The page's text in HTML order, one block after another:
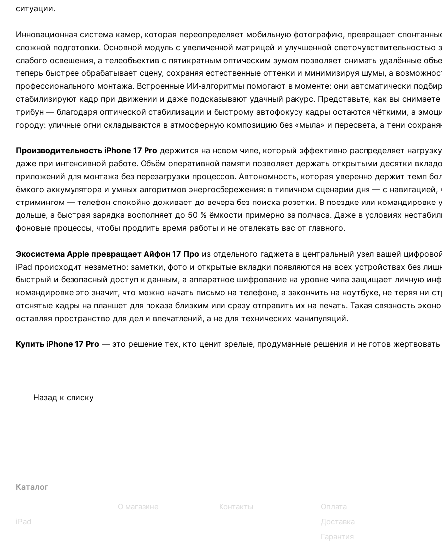
ситуации.
Инновационная система камер, которая переопределяет мобильную фотографию, превращает
сложной подготовки. Основной модуль с увеличенной матрицей и улучшенной светочувствительностью
слабого освещения, а телеобъектив с пятикратным оптическим зумом позволяет снимать удалённые
теперь быстрее обрабатывает сцену, сохраняя естественные оттенки и минимизируя шумы, а
профессионального монтажа. Встроенные ИИ‑алгоритмы помогают в моменте: они автоматически
стабилизируют кадр при движении и даже подсказывают удачный ракурс. Представьте, как вы
трибун — благодаря оптической стабилизации и быстрому автофокусу кадры остаются чёткими, а
городу: уличные огни складываются в атмосферную композицию без «мыла» и пересвета, а тени
Производительность iPhone 17 Pro держится на новом чипе, который эффективно распределяет
даже при интенсивной работе. Объём оперативной памяти позволяет держать открытыми десятки
приложений для монтажа без перезагрузки процессов. Автономность, которая уверенно держит темп
ёмкого аккумулятора и умных алгоритмов энергосбережения: в типичном сценарии дня — с
стримингом — телефон спокойно доживает до вечера без поиска розетки. В поездке или командировке
дольше, а быстрая зарядка восполняет до 50 % ёмкости примерно за полчаса. Даже в условиях
фоновые процессы, чтобы продлить время работы и не отвлекать вас от главного.
Экосистема Apple превращает Айфон 17 Про из отдельного гаджета в центральный узел вашей
iPad происходит незаметно: заметки, фото и открытые вкладки появляются на всех устройствах без
быстрый и безопасный доступ к данным, а аппаратное шифрование на уровне чипа защищает личную
командировке это значит, что можно начать письмо на телефоне, а закончить на ноутбуке, не теряя ни
отснятые кадры на планшет для показа близким или сразу отправить их на печать. Такая связность
оставляя пространство для дел и впечатлений, а не для технических манипуляций.
Купить iPhone 17 Pro — это решение тех, кто ценит зрелые, продуманные решения и не готов
Назад к списку
Каталог
iPad
О магазине Контакты
Оплата
Доставка
Гарантия